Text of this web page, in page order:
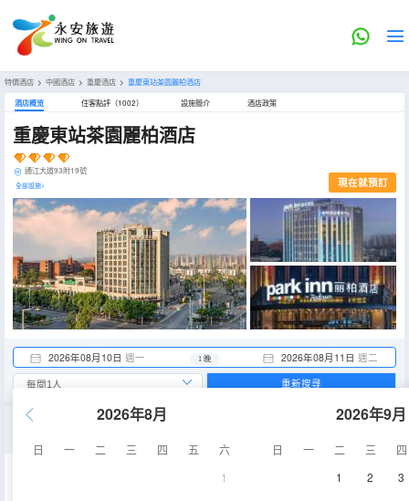
特價酒店 > 中國酒店 > 重慶酒店 > 重慶東站茶園麗柏酒店
酒店概览 住客點評（1002） 設施簡介 酒店政策
重慶東站茶園麗柏酒店
通江大道93附19號
全部設施> 現在就預訂
2026年08月10日 週一 2026年08月11日 週二
1 晚
2026年8月
日 一 二 三 四 五
六
1
2026年9月
日 一 二 三
四
1
2 3
重新搜尋
空調